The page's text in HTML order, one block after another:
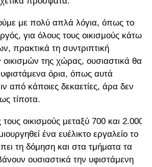
με πολύ απλά λόγια, όπως το
για όλους τους οικισμούς κάτω
πρακτικά τη συντριπτική
της χώρας, ουσιαστικά θα
όρια, όπως αυτά
από κάποιες δεκαετίες, άρα δεν
τίποτα.
τους οικισμούς μεταξύ 700 και 2.000
ένα ευέλικτο εργαλείο το
τη δόμηση και στα τμήματα τα
ουσιαστικά την υφιστάμενη